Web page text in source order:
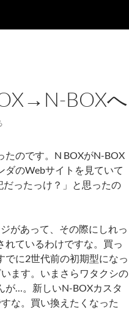
BOXへ
たのです。N BOXがN-BOX
ダのWebサイトを見ていて
だったっけ？」と思ったの
があって、その際にしれっ
れているわけですな。買っ
でに2世代前の初期型になっ
ます。いまさらワタクシの
が…。新しいN-BOXカスタ
な。買い換えたくなった